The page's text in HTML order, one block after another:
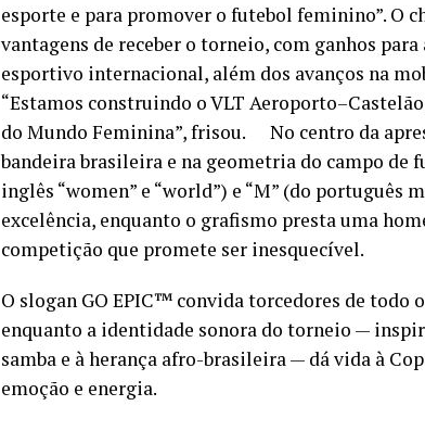
esporte e para promover o futebol feminino”. O
vantagens de receber o torneio, com ganhos
esportivo internacional, além dos avanços na
“Estamos construindo o VLT
do Mundo Feminina”, frisou. No centro da
bandeira brasileira e na geometria do campo de
inglês “women” e “world”) e “M” (do
excelência, enquanto o grafismo presta uma
competição que promete ser inesquecível.
O slogan GO EPIC™️ convida torcedores de todo
enquanto a identidade sonora do torneio —
samba e à herança afro-brasileira — dá vida à
emoção e energia.